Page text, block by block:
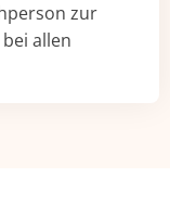
zur
allen